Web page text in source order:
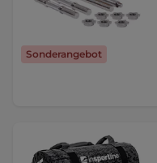
Sonderangebot